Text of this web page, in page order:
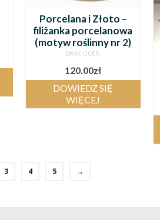
Porcelana i Złoto –
filiżanka porcelanowa
(motyw roślinny nr 2)
BRAK OCEN
120.00zł
DOWIEDZ SIĘ
WIĘCEJ
3 4 5 →